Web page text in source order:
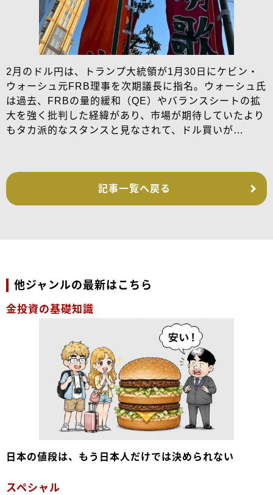
2月のドル円は、トランプ大統領が1月30日にケビン・
ウォーシュ元FRB理事を次期議長に指名。ウォーシュ氏
は過去、FRBの量的緩和（QE）やバランスシートの拡
大を強く批判した経緯があり、市場が期待していたより
もタカ派的なスタンスと見なされて、ドル買いが…
記事一覧へ戻る
他ジャンルの最新はこちら
金投資の基礎知識
日本の値段は、もう日本人だけでは決められない
スペシャル